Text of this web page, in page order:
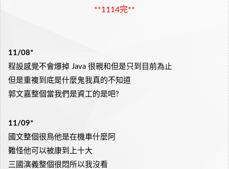
**1114完**
11/08*
程設感覺不會爆掉 Java 很親和但是只到目前為止
但是重複到底是什麼鬼我真的不知道
郭文嘉整個當我們是資工的是吧?
11/09*
國文整個很鳥他是在機車什麼阿
難怪他可以被康到上十大
三國演義整個很悶所以我沒看